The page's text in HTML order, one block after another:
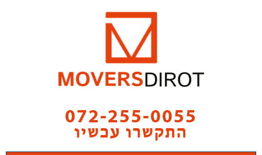
072-255-0055
התקשרו עכשיו